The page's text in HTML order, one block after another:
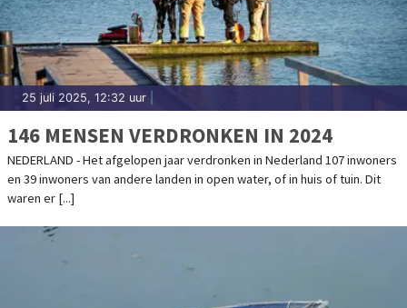
25 juli 2025, 12:32 uur
146 MENSEN VERDRONKEN IN 2024
NEDERLAND - Het afgelopen jaar verdronken in Nederland 107 inwoners
en 39 inwoners van andere landen in open water, of in huis of tuin. Dit
waren er [...]